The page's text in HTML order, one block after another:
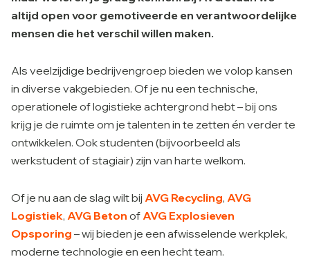
altijd open voor gemotiveerde en verantwoordelijke
mensen die het verschil willen maken.
Als veelzijdige bedrijvengroep bieden we volop kansen
in diverse vakgebieden. Of je nu een technische,
operationele of logistieke achtergrond hebt – bij ons
krijg je de ruimte om je talenten in te zetten én verder te
ontwikkelen. Ook studenten (bijvoorbeeld als
werkstudent of stagiair) zijn van harte welkom.
Of je nu aan de slag wilt bij AVG Recycling, AVG
Logistiek, AVG Beton ofAVG Explosieven
Opsporing – wij bieden je een afwisselende werkplek,
moderne technologie en een hecht team.